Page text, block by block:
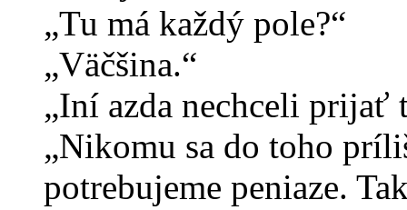
„Tu má každý pole?“
„Väčšina.“
„Iní azda nechceli prijať
„Nikomu sa do toho
potrebujeme peniaze.